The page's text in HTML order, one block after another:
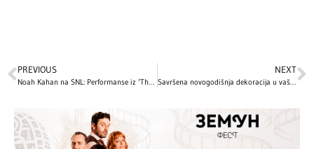
PREVIOUS NEXT
Savršena novogodišnja dekoracija u vašem domu: 10 jednostavnih ideja kako da uredite svoj prostor sa malo novca